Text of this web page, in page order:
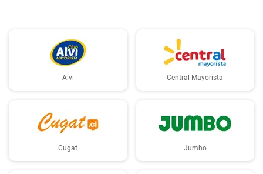
Alvi Central Mayorista
Cugat Jumbo